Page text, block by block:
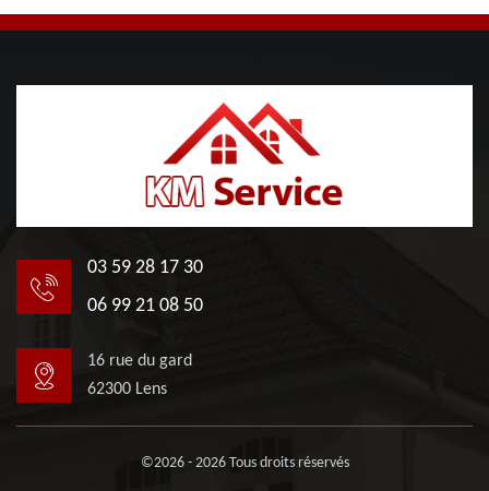
03 59 28 17 30
06 99 21 08 50
16 rue du gard
62300 Lens
©2026 - 2026 Tous droits réservés